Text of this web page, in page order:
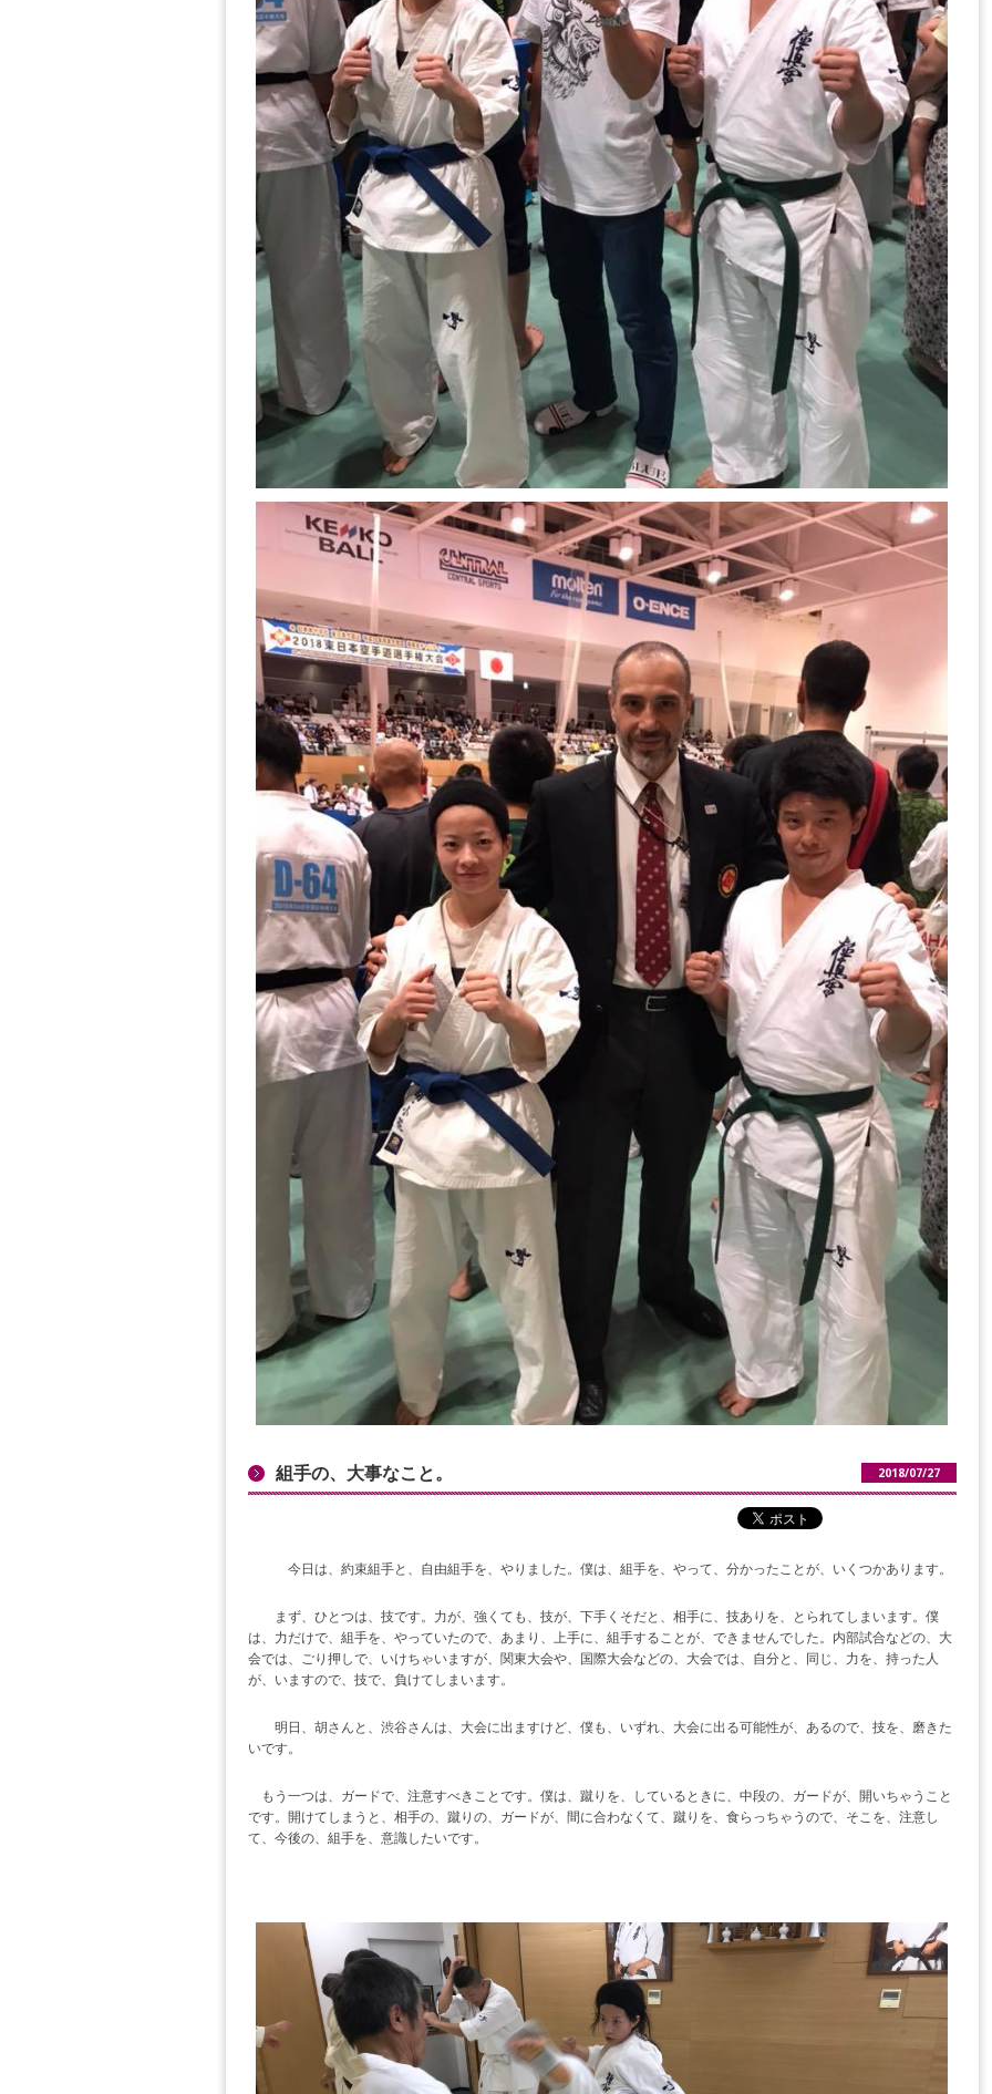
組手の、大事なこと。 2018/07/27
今日は、約束組手と、自由組手を、やりました。僕は、組手を、やって、分かったことが、いくつかあります。
まず、ひとつは、技です。力が、強くても、技が、下手くそだと、相手に、技ありを、とられてしまいます。僕
は、力だけで、組手を、やっていたので、あまり、上手に、組手することが、できませんでした。内部試合などの、大
会では、ごり押しで、いけちゃいますが、関東大会や、国際大会などの、大会では、自分と、同じ、力を、持った人
が、いますので、技で、負けてしまいます。
明日、胡さんと、渋谷さんは、大会に出ますけど、僕も、いずれ、大会に出る可能性が、あるので、技を、磨きた
いです。
もう一つは、ガードで、注意すべきことです。僕は、蹴りを、しているときに、中段の、ガードが、開いちゃうこと
です。開けてしまうと、相手の、蹴りの、ガードが、間に合わなくて、蹴りを、食らっちゃうので、そこを、注意し
て、今後の、組手を、意識したいです。